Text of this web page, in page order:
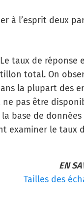
à l’esprit deux
Le taux de réponse
total. On
la plupart des
pas être
la base de
examiner le taux
EN
Tailles des